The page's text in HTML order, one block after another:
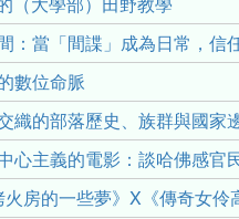
：當「間諜」成為日常，信
數位命脈
織的部落歷史、族群與國家
心主義的電影：談哈佛感官
火房的一些夢》X《傳奇女